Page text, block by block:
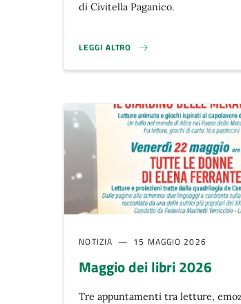
di Civitella Paganico.
LEGGI ALTRO
LUNEDÌ CINEMA 2026: IL GRANDE
NOTIZIA 15 MAGGIO 2026
Maggio dei libri 2026
Tre appuntamenti tra letture,